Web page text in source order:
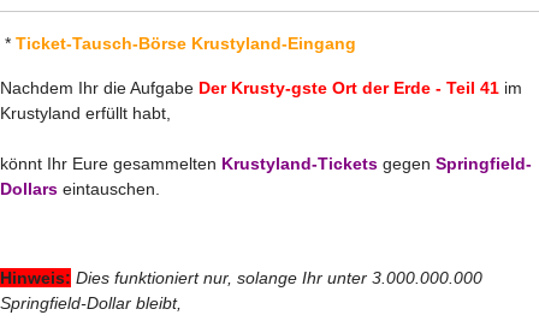
* Ticket-Tausch-Börse Krustyland-Eingang
Nachdem Ihr die Aufgabe Der Krusty-gste Ort der Erde - Teil 41 im
Krustyland erfüllt habt,
könnt Ihr Eure gesammelten Krustyland-Tickets gegen Springfield-
Dollars eintauschen.
Hinweis: Dies funktioniert nur, solange Ihr unter 3.000.000.000
Springfield-Dollar bleibt,